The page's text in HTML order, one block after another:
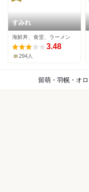
すみれ
海鮮丼、食堂、ラーメン
3.48
294人